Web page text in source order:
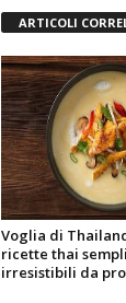
ARTICOLI
Voglia di
ricette thai
irresistibili da